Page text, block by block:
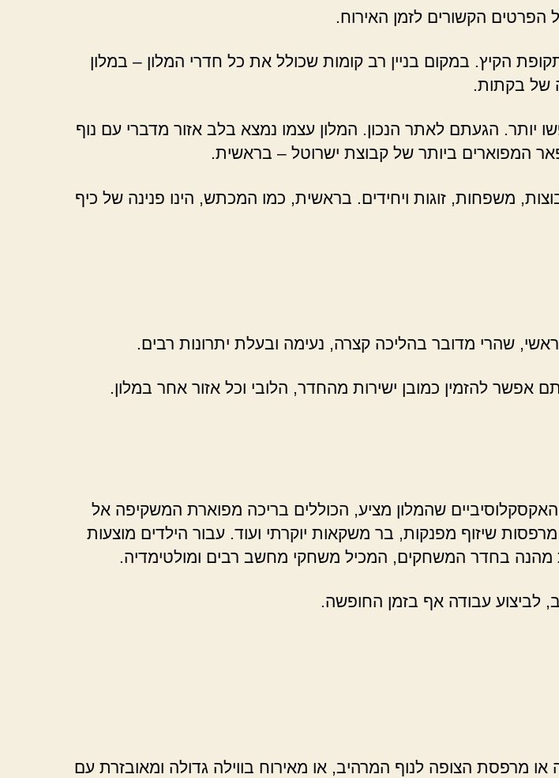
הפרטים הקשורים לזמן האירוח.
הקיץ. במקום בניין רב קומות שכולל את כל חדרי המלון – במלון
של בקתות.
הגעתם לאתר הנכון. המלון עצמו נמצא בלב אזור מדברי עם נוף
המפוארים ביותר של קבוצת ישרוטל – בראשית.
משפחות, זוגות ויחידים. בראשית, כמו המכתש, הינו פנינה של כיף
שהרי מדובר בהליכה קצרה, נעימה ובעלת יתרונות רבים.
להזמין כמובן ישירות מהחדר, הלובי וכל אזור אחר במלון.
שהמלון מציע, הכוללים בריכה מפוארת המשקיפה אל
שיזוף מפנקות, בר משקאות יוקרתי ועוד. עבור הילדים מוצעות
מהנה בחדר המשחקים, המכיל משחקי מחשב רבים ומולטימדיה.
לביצוע עבודה אף בזמן החופשה.
מרפסת הצופה לנוף המרהיב, או מאירוח בווילה גדולה ומאובזרת עם